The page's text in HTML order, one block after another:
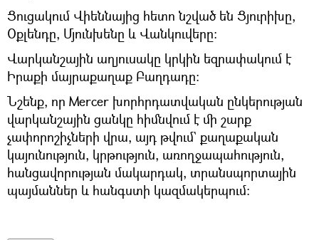
Ցուցակում Վիեննայից հետո նշված են Ցյուրիխը,
Օքլենդը, Մյունխենը և Վանկուվերը:
Վարկանշային աղյուսակը կրկին եզրափակում է
Իրաքի մայրաքաղաք Բաղդադը:
Նշենք, որ Mercer խորհրդատվական ընկերության
վարկանշային ցանկը հիմնվում է մի շարք
չափորոշիչների վրա, այդ թվում` քաղաքական
կայունություն, կրթություն, առողջապահություն,
հանցավորության մակարդակ, տրանսպորտային
պայմաններ և հանգստի կազմակերպում: